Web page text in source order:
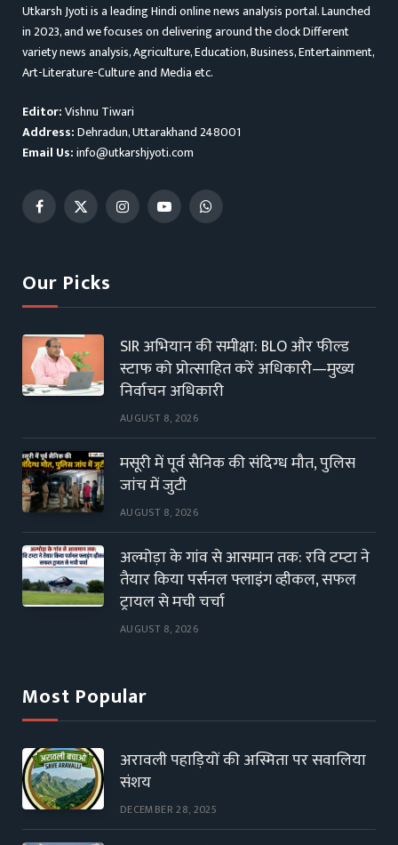
Utkarsh Jyoti is a leading Hindi online news analysis portal. Launched
in 2023, and we focuses on delivering around the clock Different
variety news analysis, Agriculture, Education, Business, Entertainment,
Art-Literature-Culture and Media etc.
Editor:Vishnu Tiwari
Address:Dehradun, Uttarakhand 248001
Email Us:info@utkarshjyoti.com
Facebook
X
InstagramYouTubeWhatsApp
Our Picks
SIR अभियान की समीक्षा: BLO और फील्ड
स्टाफ को प्रोत्साहित करें अधिकारी—मुख्य
निर्वाचन अधिकारी
AUGUST 8, 2026
मसूरी में पूर्व सैनिक की संदिग्ध मौत, पुलिस
जांच में जुटी
AUGUST 8, 2026
अल्मोड़ा के गांव से आसमान तक: रवि टम्टा ने
तैयार किया पर्सनल फ्लाइंग व्हीकल, सफल
ट्रायल से मची चर्चा
AUGUST 8, 2026
Most Popular
अरावली पहाड़ियों की अस्मिता पर सवालिया
संशय
DECEMBER 28, 2025